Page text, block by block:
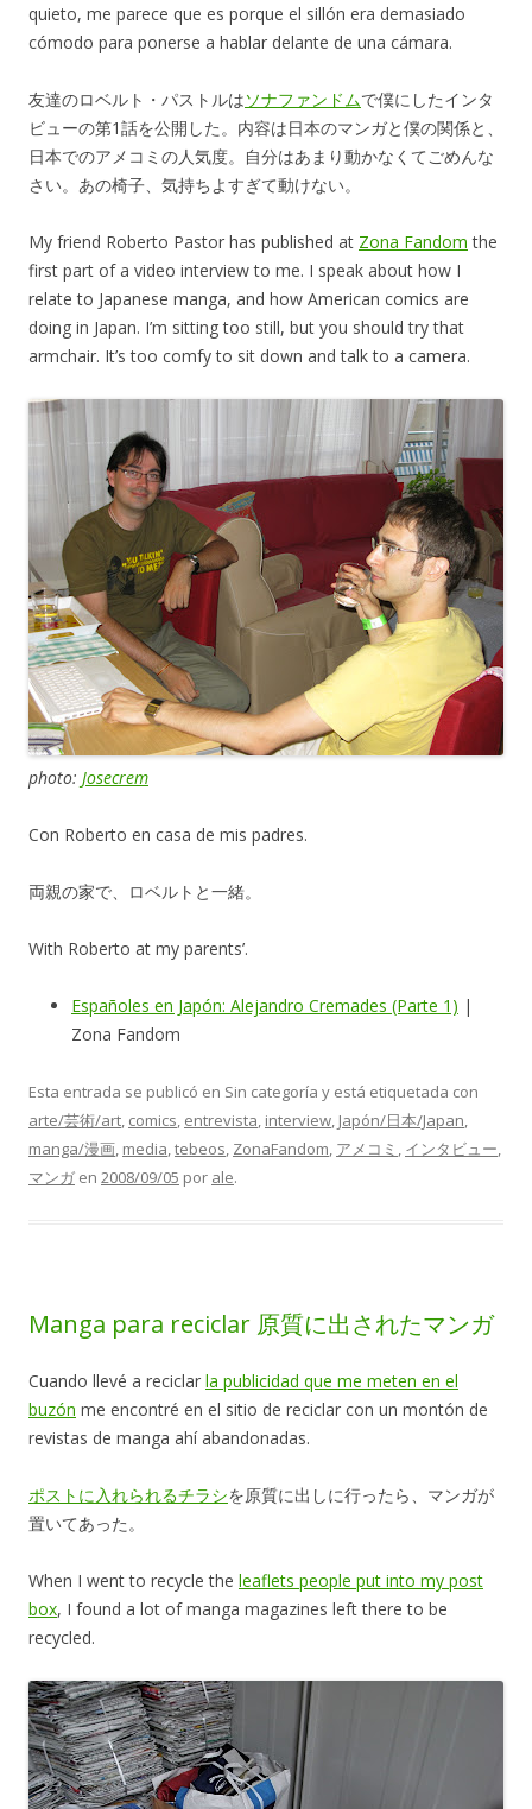
quieto, me parece que es porque el sillón era demasiado
cómodo para ponerse a hablar delante de una cámara.
友達のロベルト・パストルはソナファンドムで僕にしたインタ
ビューの第1話を公開した。内容は日本のマンガと僕の関係と、
日本でのアメコミの人気度。自分はあまり動かなくてごめんな
さい。あの椅子、気持ちよすぎて動けない。
My friend Roberto Pastor has published at Zona Fandom the
first part of a video interview to me. I speak about how I
relate to Japanese manga, and how American comics are
doing in Japan. I’m sitting too still, but you should try that
armchair. It’s too comfy to sit down and talk to a camera.
photo: Josecrem
Con Roberto en casa de mis padres.
両親の家で、ロベルトと一緒。
With Roberto at my parents’.
Españoles en Japón: Alejandro Cremades (Parte 1) |
Zona Fandom
Esta entrada se publicó en Sin categoría y está etiquetada con
arte/芸術/art, comics, entrevista, interview, Japón/日本/Japan,
manga/漫画, media,tebeos, ZonaFandom, アメコミ , インタビュー,
マンガ en 2008/09/05 por ale.
Manga para reciclar 原質に出されたマンガ
Cuando llevé a reciclar la publicidad que me meten en el
buzón me encontré en el sitio de reciclar con un montón de
revistas de manga ahí abandonadas.
ポストに入れられるチラシを原質に出しに行ったら、マンガが
置いてあった。
When I went to recycle the leaflets people put into my post
box, I found a lot of manga magazines left there to be
recycled.